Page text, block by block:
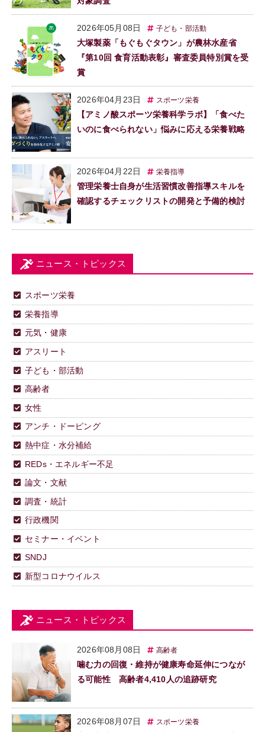
2026年05月08日 子ども・部活動
大塚製薬「もぐもぐタウン」が農林水産省
『第10回 食育活動表彰』審査委員特別賞を受
賞
2026年04月23日 スポーツ栄養
【アミノ酸スポーツ栄養科学ラボ】「食べた
いのに食べられない」悩みに応える栄養戦略
2026年04月22日 栄養指導
管理栄養士自身が生活習慣改善指導スキルを
確認するチェックリストの開発と予備的検討
ニュース・トピックス
スポーツ栄養
栄養指導
元気・健康
アスリート
子ども・部活動
高齢者
女性
アンチ・ドーピング
熱中症・水分補給
REDs・エネルギー不足
論文・文献
調査・統計
行政機関
セミナー・イベント
SNDJ
新型コロナウイルス
ニュース・トピックス
2026年08月08日 高齢者
噛む力の回復・維持が健康寿命延伸につなが
る可能性 高齢者4,410人の追跡研究
2026年08月07日 スポーツ栄養